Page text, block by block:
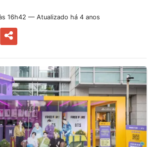
16h42 — Atualizado há 4 anos